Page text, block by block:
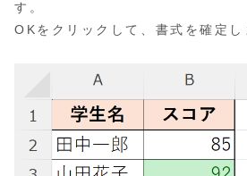
す。
OKをクリックして、書式を確定し